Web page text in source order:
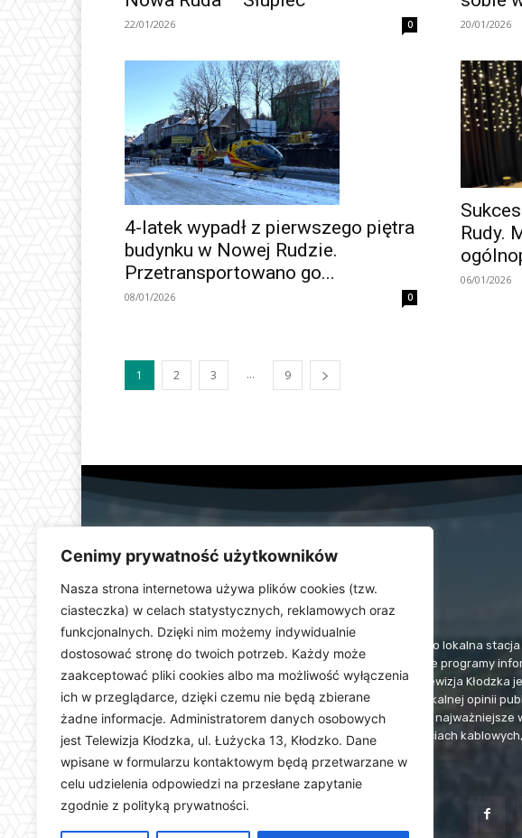
Cenimy prywatność użytkowników
Nasza strona internetowa używa plików cookies (tzw.
ciasteczka) w celach statystycznych, reklamowych oraz
funkcjonalnych. Dzięki nim możemy indywidualnie
dostosować stronę do twoich potrzeb. Każdy może
zaakceptować pliki cookies albo ma możliwość wyłączenia
ich w przeglądarce, dzięki czemu nie będą zbierane
żadne informacje. Administratorem danych osobowych
jest Telewizja Kłodzka, ul. Łużycka 13, Kłodzko. Dane
wpisane w formularzu kontaktowym będą przetwarzane w
celu udzielenia odpowiedzi na przesłane zapytanie
zgodnie z polityką prywatności.
22/01/2026 0 20/01/2026
4-latek wypadł z pierwszego piętra
budynku w Nowej Rudzie.
Przetransportowano go...
08/01/2026 0
Rudy.
06/01/2026
1 2 3 ... 9
Telewizja Kłodzka (TvK) to lokalna
dolnośląskiego. Stacja emituje programy
wydarzeń i uroczystości. Telewizja Kłodzka
ważną rolę w kształtowaniu lokalnej opinii
Dostarczamy najświeższe i najważniejsze
sieciach